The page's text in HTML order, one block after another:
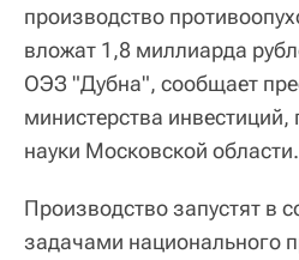
производство
вложат 1,8 миллиарда
ОЭЗ "Дубна", сообщает
министерства
науки Московской области.
Производство запустят в
задачами национального